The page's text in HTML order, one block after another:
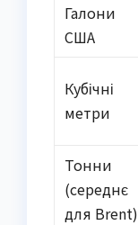
Галони
США
Кубічні
метри
Тонни
(середнє
для Brent)